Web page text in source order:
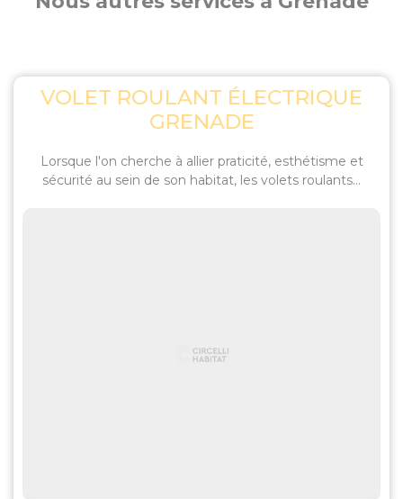
VOLET ROULANT ÉLECTRIQUE
GRENADE
Lorsque l'on cherche à allier praticité, esthétisme et
sécurité au sein de son habitat, les volets roulants...